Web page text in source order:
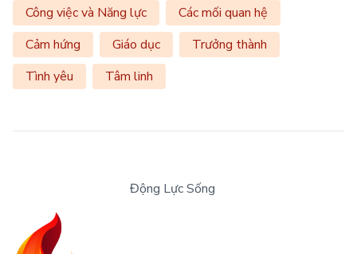
Công việc và Năng lực
Các mối quan hệ
Cảm hứng
Giáo dục
Trưởng thành
Tình yêu
Tâm linh
Động Lực Sống